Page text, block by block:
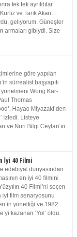
tek tek ayrıldılar
ve Tarık Akan…
geliyorum. Güneşler
armaları gibiydi. Size
göre yapılan
sürrealist başyapıtı
yönetmeni Wong Kar-
Thomas
Hayao Miyazaki’den
izledi. Listeye
ve Nuri Bilgi Ceylan’ın
İyi 40 Filmi
edebiyat dünyasından
en iyi 40 filmini
40 Filmi’ni seçen
iyi film senaryosunu
yönettiği ve 1982
kazanan ‘Yol’ oldu.